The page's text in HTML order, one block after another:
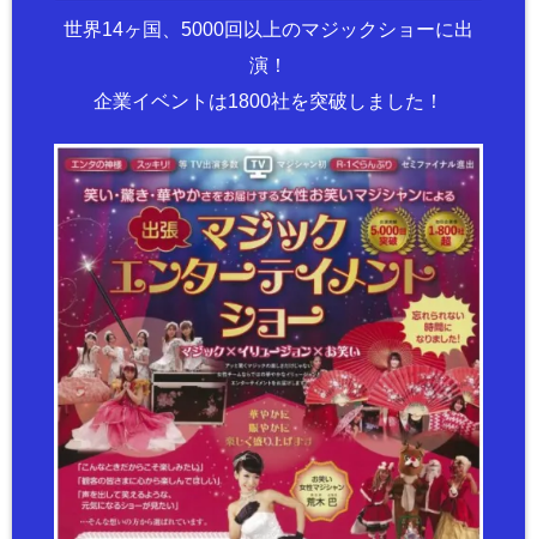
世界14ヶ国、5000回以上のマジックショーに出
演！
企業イベントは1800社を突破しました！